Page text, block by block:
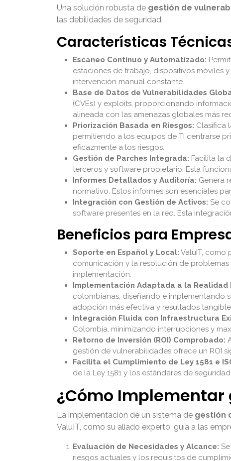
Una solución robusta de gestión de
las debilidades de seguridad.
Características
Escaneo Continuo y Automatizado:
estaciones de trabajo, dispositivos móviles
intervención manual constante.
Base de Datos de Vulnerabilidades
(CVEs) y exploits, proporcionando
alineada con las amenazas globales más
Priorización Basada en Riesgos: Clasifica
permitiendo a los equipos de TI centrarse
eficazmente a los riesgos.
Gestión de Parches Integrada: Facilita la
terceros y software propietario. Esta
Informes Detallados y Auditoría: Genera
normativo. Estos informes son esenciales
Integración con Gestión de Activos: Se
software presentes en la red. Esta
Beneficios para
Soporte en Español y Local: ValuIT, como
comunicación y la resolución de
implementación.
Implementación Adaptada a la Realidad
colombianas, diseñando e implementando
adopción más efectiva y resultados
Integración Fluida con Infraestructura
Colombia, minimizando interrupciones y
Retorno de Inversión (ROI) Comprobado:
gestión de vulnerabilidades ofrece un ROI
Facilita el Cumplimiento de Ley 1581 e
de la Ley 1581 y los estándares de
¿Cómo
La implementación de un sistema de gestión
ValuIT, como su aliado experto, guía a las
Evaluación de Necesidades y Alcance:
riesgos actuales y los requisitos de